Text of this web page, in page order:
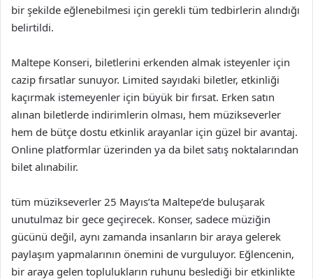
bir şekilde eğlenebilmesi için gerekli tüm tedbirlerin alındığı
belirtildi.
Maltepe Konseri, biletlerini erkenden almak isteyenler için
cazip fırsatlar sunuyor. Limited sayıdaki biletler, etkinliği
kaçırmak istemeyenler için büyük bir fırsat. Erken satın
alınan biletlerde indirimlerin olması, hem müzikseverler
hem de bütçe dostu etkinlik arayanlar için güzel bir avantaj.
Online platformlar üzerinden ya da bilet satış noktalarından
bilet alınabilir.
tüm müzikseverler 25 Mayıs’ta Maltepe’de buluşarak
unutulmaz bir gece geçirecek. Konser, sadece müziğin
gücünü değil, aynı zamanda insanların bir araya gelerek
paylaşım yapmalarının önemini de vurguluyor. Eğlencenin,
bir araya gelen toplulukların ruhunu beslediği bir etkinlikte